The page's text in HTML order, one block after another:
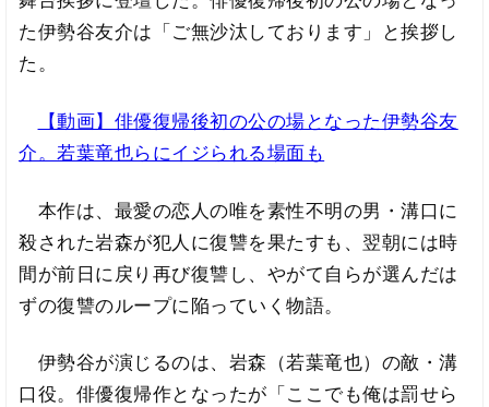
た伊勢谷友介は「ご無沙汰しております」と挨拶し
た。
【動画】俳優復帰後初の公の場となった伊勢谷友
介。若葉竜也らにイジられる場面も
本作は、最愛の恋人の唯を素性不明の男・溝口に
殺された岩森が犯人に復讐を果たすも、翌朝には時
間が前日に戻り再び復讐し、やがて自らが選んだは
ずの復讐のループに陥っていく物語。
伊勢谷が演じるのは、岩森（若葉竜也）の敵・溝
口役。俳優復帰作となったが「ここでも俺は罰せら